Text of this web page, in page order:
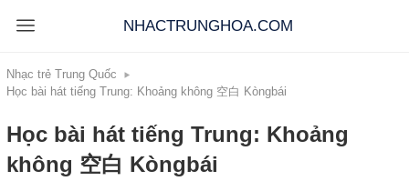
NHACTRUNGHOA.COM
Nhạc trẻ Trung Quốc
Học bài hát tiếng Trung: Khoảng không 空白 Kòngbái
Học bài hát tiếng Trung: Khoảng
không 空白 Kòngbái